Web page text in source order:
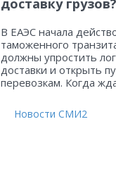
доставку
В ЕАЭС начала
таможенного
должны упростить
доставки и открыть
перевозкам. Когда
Новости СМИ2